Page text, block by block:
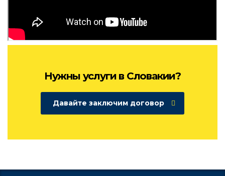
Нужны услуги в Словакии?
Давайте заключим договор